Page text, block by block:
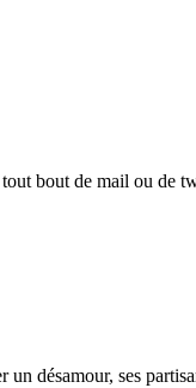
bout de mail ou de
un désamour, ses